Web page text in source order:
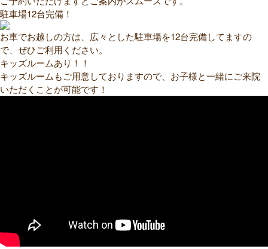
駐車場12台完備！
お車でお越しの方は、広々とした駐車場を12台完備してますの
で、ぜひご利用ください。
キッズルームあり！！
キッズルームもご用意しておりますので、お子様と一緒にご来院
いただくことが可能です！